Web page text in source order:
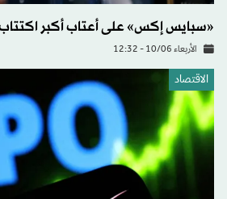
«سبايس إكس» على أعتاب أكبر اكتتاب
الأربعاء 10/06 - 12:32
الاقتصاد